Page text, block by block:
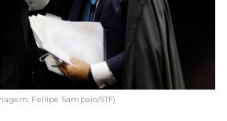
Fellipe Sampaio/STF)